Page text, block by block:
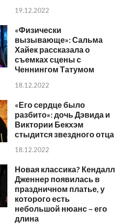
19.12.2022
«Физически
вызывающе»: Сальма
Хайек рассказала о
съемках сцены с
Ченнингом Татумом
18.12.2022
«Его сердце было
разбито»: дочь Дэвида и
Виктории Бекхэм
стыдится звездного отца
18.12.2022
Новая классика? Кендалл
Дженнер появилась в
праздничном платье, у
которого есть
небольшой нюанс – его
длина